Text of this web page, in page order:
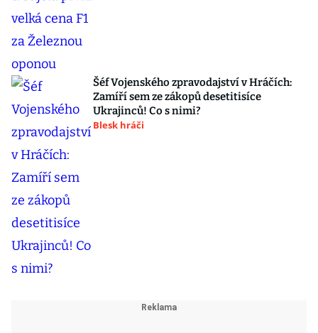
Šéf Vojenského zpravodajství v Hráčích:
Zamíří sem ze zákopů desetitisíce
Ukrajinců! Co s nimi?
Blesk hráči